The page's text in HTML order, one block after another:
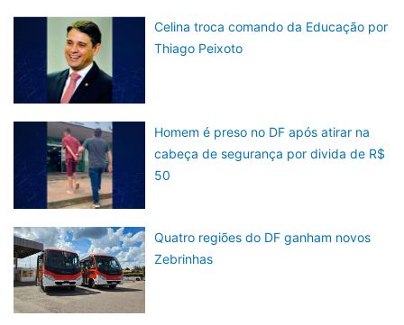
Celina troca comando da Educação por
Thiago Peixoto
Homem é preso no DF após atirar na
cabeça de segurança por divida de R$
50
Quatro regiões do DF ganham novos
Zebrinhas